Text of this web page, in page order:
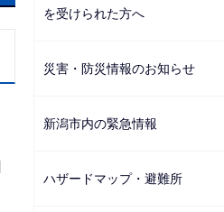
シ
ン
こ
を受けられた方へ
災害・防災情報のお知らせ
新潟市内の緊急情報
ハザードマップ・避難所